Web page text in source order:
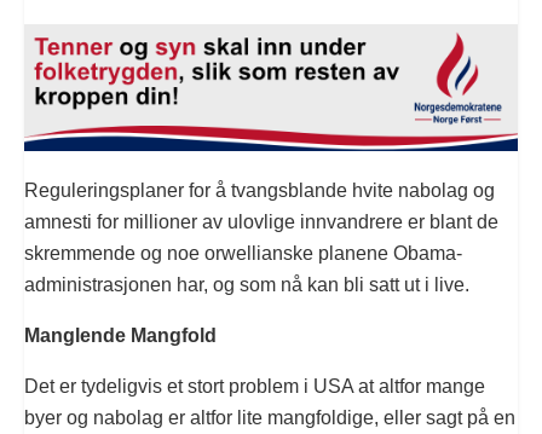
Reguleringsplaner for å tvangsblande hvite nabolag og
amnesti for millioner av ulovlige innvandrere er blant de
skremmende og noe orwellianske planene Obama-
administrasjonen har, og som nå kan bli satt ut i live.
Manglende Mangfold
Det er tydeligvis et stort problem i USA at altfor mange
byer og nabolag er altfor lite mangfoldige, eller sagt på en